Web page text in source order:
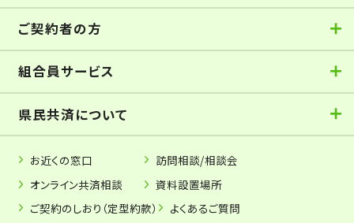
ご契約者の方
組合員サービス
県民共済について
お近くの窓口
訪問相談/相談会
オンライン共済相談
資料設置場所
ご契約のしおり（定型約款）
よくあるご質問